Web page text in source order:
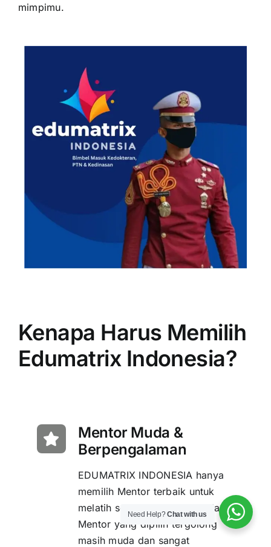
mimpimu.
Kenapa Harus Memilih
Edumatrix Indonesia?
Mentor Muda &
Berpengalaman
EDUMATRIX INDONESIA hanya
memilih Mentor terbaik untuk
melatih setiap Siswanya. Setiap
Mentor yang dipilih tergolong
masih muda dan sangat
Need Help?Chat with us